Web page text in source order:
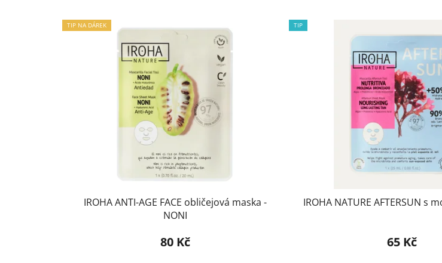
TIP NA DÁREK
IROHA ANTI-AGE FACE obličejová maska -
NONI
80 Kč
TIP
IROHA NATURE AFTERSUN s
65 Kč